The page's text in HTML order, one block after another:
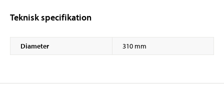
Teknisk specifikation
Diameter 310 mm